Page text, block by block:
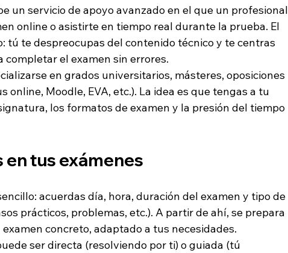
un servicio de apoyo avanzado en el que un profesional
online o asistirte en tiempo real durante la prueba. El
tú te despreocupas del contenido técnico y te centras
el examen sin errores.
en grados universitarios, másteres, oposiciones
Moodle, EVA, etc.). La idea es que tengas a tu
los formatos de examen y la presión del tiempo
tus exámenes
acuerdas día, hora, duración del examen y tipo de
prácticos, problemas, etc.). A partir de ahí, se prepara
concreto, adaptado a tus necesidades.
ser directa (resolviendo por ti) o guiada (tú